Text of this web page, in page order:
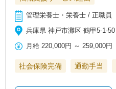
管理栄養士・栄養士 / 正職員
兵庫県 神戸市灘区 鶴甲5-1-50
月給 220,000円 ～259,000円
社会保険完備 通勤手当